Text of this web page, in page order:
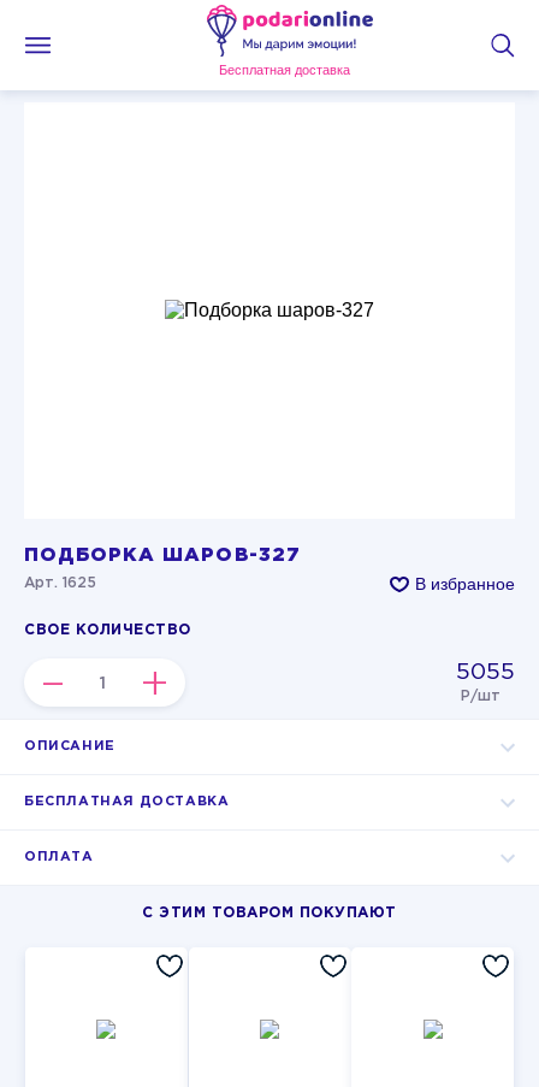
Бесплатная доставка
ПОДБОРКА ШАРОВ-327
Арт. 1625 В избранное
СВОЕ КОЛИЧЕСТВО
– + 5055
Р/шт
ОПИСАНИЕ
БЕСПЛАТНАЯ ДОСТАВКА
ОПЛАТА
С ЭТИМ ТОВАРОМ ПОКУПАЮТ